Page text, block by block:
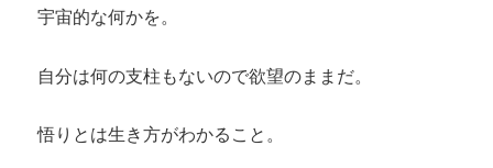
宇宙的な何かを。
自分は何の支柱もないので欲望のままだ。
悟りとは生き方がわかること。